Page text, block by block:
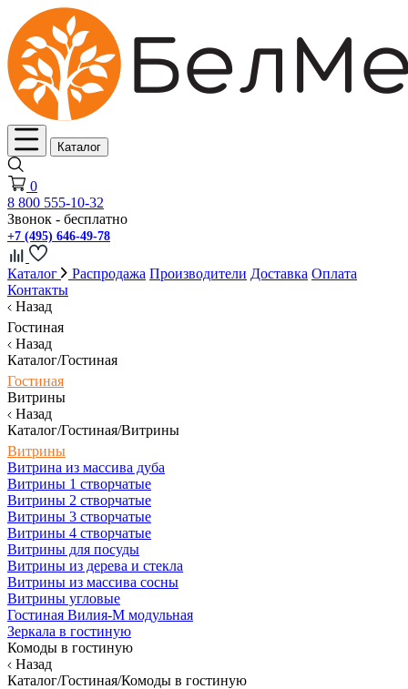
Каталог
0
8 800 555-10-32
Звонок - бесплатно
+7 (495) 646-49-78
Каталог Распродажа Производители Доставка Оплата
Контакты
Назад
Гостиная
Назад
Каталог/Гостиная
Гостиная
Витрины
Назад
Каталог/Гостиная/Витрины
Витрины
Витрина из массива дуба
Витрины 1 створчатые
Витрины 2 створчатые
Витрины 3 створчатые
Витрины 4 створчатые
Витрины для посуды
Витрины из дерева и стекла
Витрины из массива сосны
Витрины угловые
Гостиная Вилия-М модульная
Зеркала в гостиную
Комоды в гостиную
Назад
Каталог/Гостиная/Комоды в гостиную